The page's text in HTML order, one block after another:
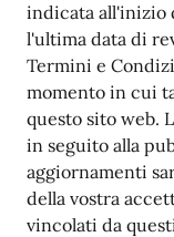
indicata all'inizio
l'ultima data di
Termini e
momento in cui
questo sito web.
in seguito alla
aggiornamenti
della vostra
vincolati da